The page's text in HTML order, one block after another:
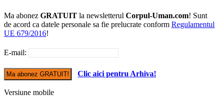
Ma abonez GRATUIT la newsletterul Corpul-Uman.com! Sunt
de acord ca datele personale sa fie prelucrate conform Regulamentul
UE 679/2016!
E-mail:
Clic aici pentru Arhiva!
Versiune mobile